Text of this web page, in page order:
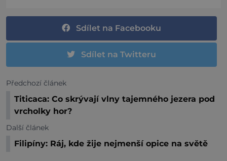
Sdílet na Facebooku
Sdílet na Twitteru
Předchozí článek
Titicaca: Co skrývají vlny tajemného jezera pod
vrcholky hor?
Další článek
Filipíny: Ráj, kde žije nejmenší opice na světě